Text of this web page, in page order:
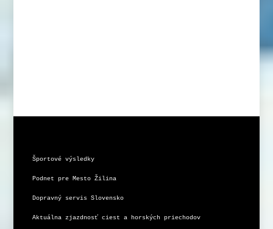
Športové výsledky
Podnet pre Mesto Žilina
Dopravný servis Slovensko
Aktuálna zjazdnosť ciest a horských priechodov